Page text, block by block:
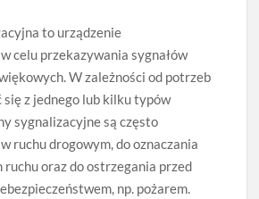
to urządzenie
celu przekazywania sygnałów
W zależności od potrzeb
się z jednego lub kilku typów
sygnalizacyjne są często
ruchu drogowym, do oznaczania
ruchu oraz do ostrzegania przed
np. pożarem.